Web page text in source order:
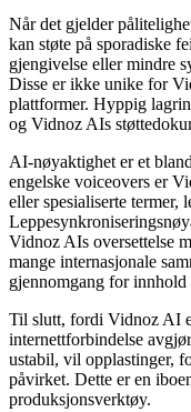
Når det gjelder
kan støte på sporadiske
gjengivelse eller mindre
Disse er ikke unike for
plattformer. Hyppig
og Vidnoz AIs
AI-nøyaktighet er et
engelske voiceovers er
eller spesialiserte termer,
Vidnoz AIs oversettelse
mange internasjonale
gjennomgang for innhold
Til slutt, fordi Vidnoz AI
internettforbindelse
ustabil, vil opplastinger,
påvirket. Dette er en
produksjonsverktøy.